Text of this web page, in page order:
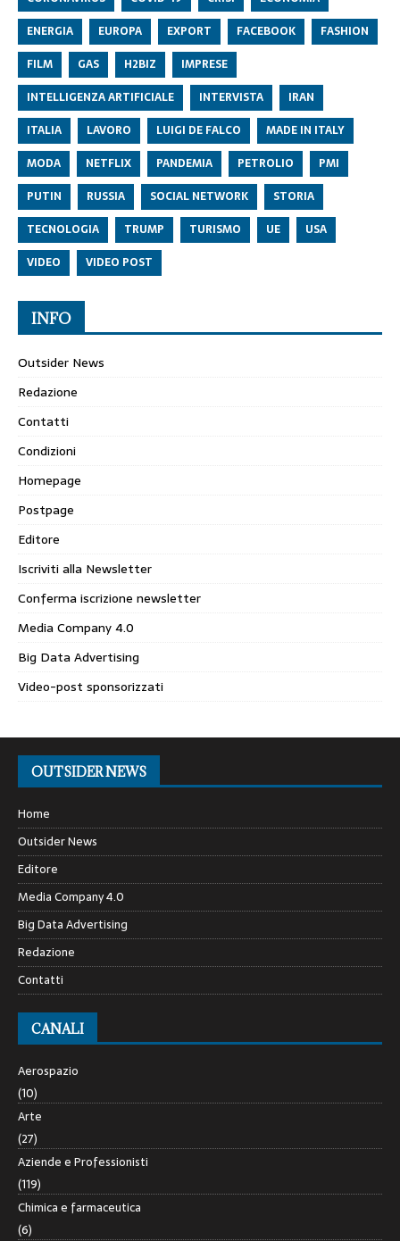
ENERGIA
EUROPA EXPORT FACEBOOK
FASHION
FILM
GAS H2BIZ
IMPRESE
INTELLIGENZA ARTIFICIALE
INTERVISTA
IRAN
ITALIA
LAVORO LUIGI DE FALCO
MADE IN ITALY
MODA
NETFLIX PANDEMIA PETROLIO
PMI
PUTIN
RUSSIA SOCIAL NETWORK
STORIA
TECNOLOGIA
TRUMP TURISMO UE
USA
VIDEO
VIDEO POST
INFO
Outsider News
Redazione
Contatti
Condizioni
Homepage
Postpage
Editore
Iscriviti alla Newsletter
Conferma iscrizione newsletter
Media Company 4.0
Big Data Advertising
Video-post sponsorizzati
OUTSIDER NEWS
Home
Outsider News
Editore
Media Company 4.0
Big Data Advertising
Redazione
Contatti
CANALI
Aerospazio
(10)
Arte
(27)
Aziende e Professionisti
(119)
Chimica e farmaceutica
(6)